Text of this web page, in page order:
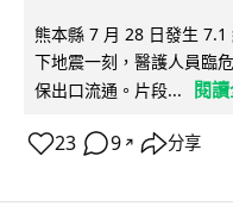
熊本縣 7 月 28 日發生
下地震一刻，醫護人員臨
保出口流通。片段...
閱
23 9 ↗ 分享